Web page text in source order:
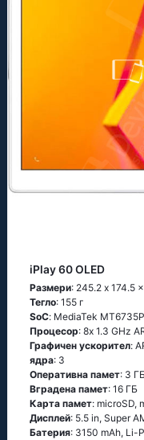
iPlay 60 OLED
Размери: 245.2 x 174.5
Тегло: 155 г
SoC: МеdiаТеk МТ6735Р
Процесор: 8х 1.3 GНz
Графичен ускорител:
ядра: 3
Оперативна памет: 3
Вградена памет: 16 ГБ
Карта памет: microSD,
Дисплей: 5.5 in, Super
Батерия: 3150 mAh, Li-